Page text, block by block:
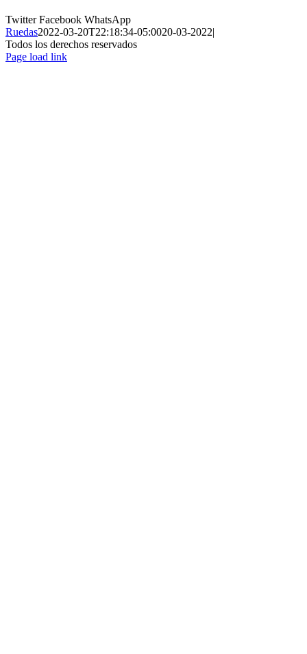
TwitterFacebook WhatsApp
Ruedas2022-03-20T22:18:34-05:0020-03-2022|
Todos los derechos reservados
Page load link